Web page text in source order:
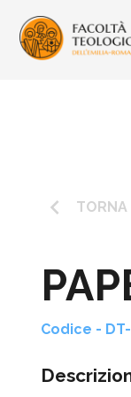
keyboard_arrow_left TORNA
Codice - DT-